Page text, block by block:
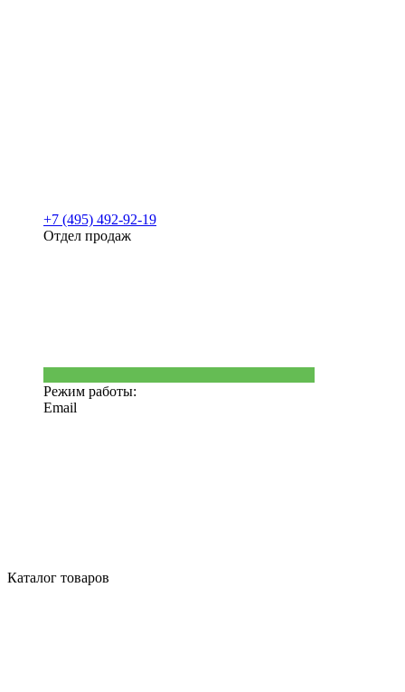
+7 (495) 492-92-19
Отдел продаж
Режим работы:
Email
Каталог товаров